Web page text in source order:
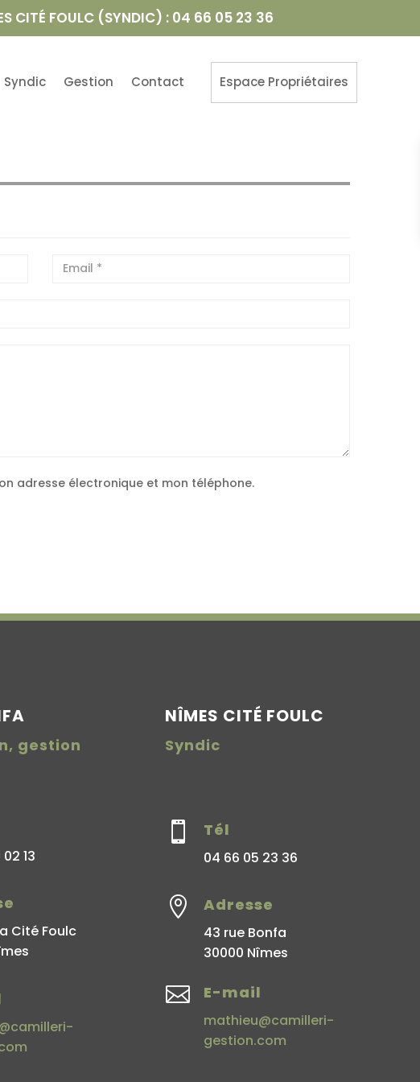
CITÉ FOULC (SYNDIC) : 04 66 05 23 36
Syndic Gestion Contact Espace Propriétaires
adresse électronique et mon téléphone.
gestion
13
Cité Foulc
NÎMES CITÉ FOULC
Syndic
 Tél
04 66 05 23 36
 Adresse
43 rue Bonfa
30000 Nîmes
 E-mail
mathieu@camilleri-
gestion.com